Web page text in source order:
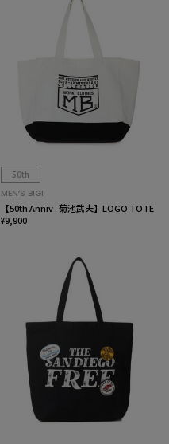
50th
MEN’S BIGI
【50th Anniv . 菊池武夫】LOGO TOTE
¥9,900